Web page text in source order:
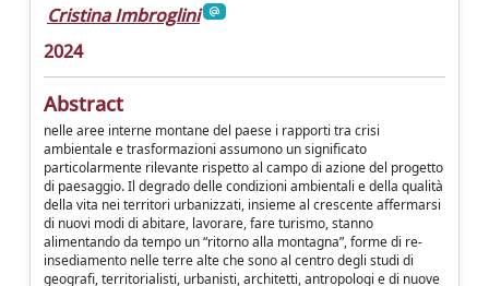
Cristina Imbroglini
2024
Abstract
nelle aree interne montane del paese i rapporti tra crisi
ambientale e trasformazioni assumono un significato
particolarmente rilevante rispetto al campo di azione del progetto
di paesaggio. Il degrado delle condizioni ambientali e della qualità
della vita nei territori urbanizzati, insieme al crescente affermarsi
di nuovi modi di abitare, lavorare, fare turismo, stanno
alimentando da tempo un “ritorno alla montagna”, forme di re-
insediamento nelle terre alte che sono al centro degli studi di
geografi, territorialisti, urbanisti, architetti, antropologi e di nuove